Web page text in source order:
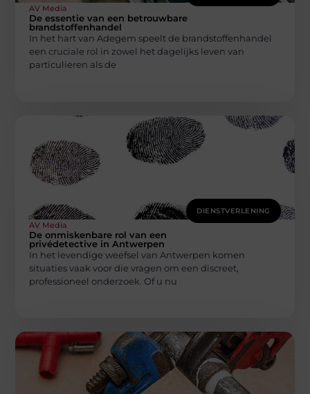
AV Media
De essentie van een betrouwbare
brandstoffenhandel
In het hart van Adegem speelt de brandstoffenhandel
een cruciale rol in zowel het dagelijks leven van
particulieren als de
DIENSTVERLENING
AV Media
De onmiskenbare rol van een
privédetective in Antwerpen
In het levendige weefsel van Antwerpen komen
situaties vaak voor die vragen om een discreet,
professioneel onderzoek. Of u nu